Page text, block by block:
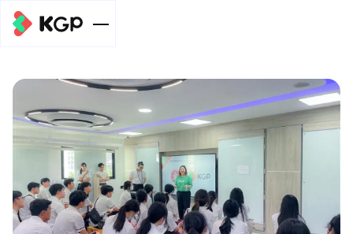
个人级别
收款链接服务
元宇宙支付
(Meta Pay)服
中小企业级
别
收款链接服务
组织级别
服务
开泰全球支付
(KGP)在线收
款系统服务
元宇宙支付
(Meta Pay)服
汇总金额并划
新闻/文章
帮助